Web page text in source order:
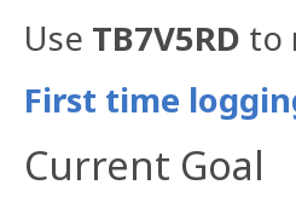
Use TB7V5RD to
First time
Current Goal